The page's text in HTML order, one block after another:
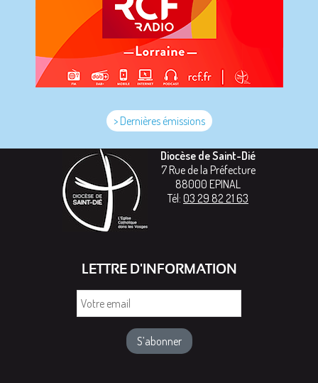
> Dernières émissions
Diocèse de Saint-Dié
7 Rue de la Préfecture
88000 EPINAL
Tél: 03 29 82 21 63
LETTRE D'INFORMATION